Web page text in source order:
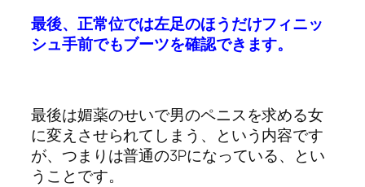
最後、正常位では左足のほうだけフィニッ
シュ手前でもブーツを確認できます。
最後は媚薬のせいで男のペニスを求める女
に変えさせられてしまう、という内容です
が、つまりは普通の3Pになっている、とい
うことです。